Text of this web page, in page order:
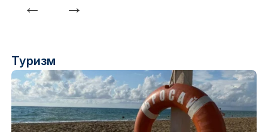
Туризм